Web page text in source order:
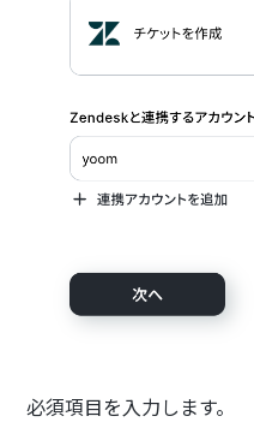
必須項目を入力します。